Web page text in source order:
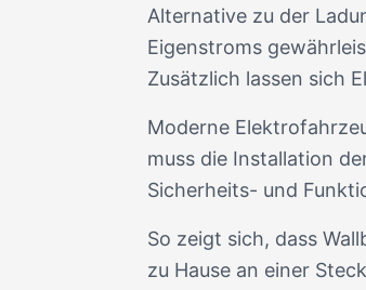
Alternative zu der
Eigenstroms
Zusätzlich lassen sich
Moderne
muss die Installation
Sicherheits- und
So zeigt sich, dass
zu Hause an einer